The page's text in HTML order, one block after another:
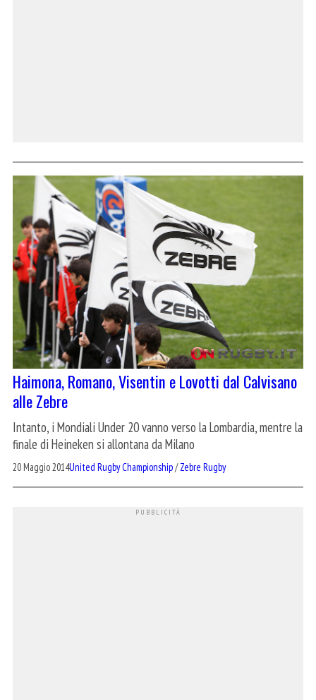
Haimona, Romano, Visentin e Lovotti dal Calvisano
alle Zebre
Intanto, i Mondiali Under 20 vanno verso la Lombardia, mentre la
finale di Heineken si allontana da Milano
20 Maggio 2014United Rugby Championship/Zebre Rugby